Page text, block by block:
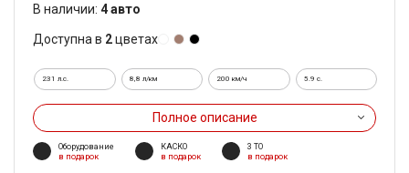
В наличии: 4 авто
Доступна в 2цветах
231 л.с. 8,8 л/км 200 км/ч 5.9 c.
Полное описание
Оборудование
в подарок
КАСКО
в подарок
3 ТО
в подарок